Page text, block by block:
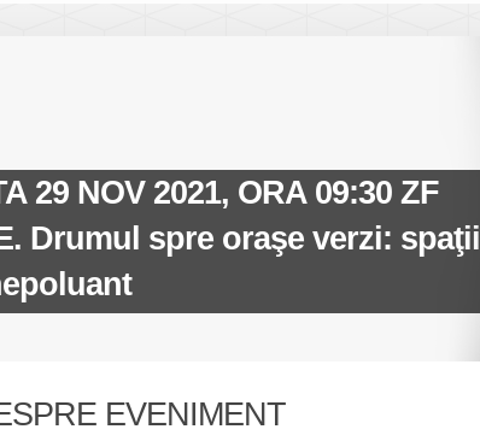
29 NOV 2021, ORA 09:30 ZF
Drumul spre oraşe verzi: spaţii
EVENIMENT